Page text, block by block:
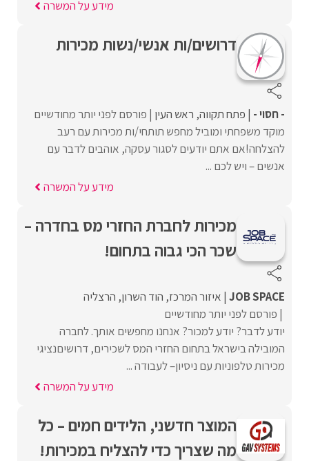
מידע על המשרה
דרושים/ות אנשי/נשות מכירות
- חסוי - פתח תקווה ראש העין פורסם לפני יותר מחודשיים
מוקד משפחתי ומוביל מחפש תותחי/ות מכירות עם רעב
להצלחה!אם אתם יודעים לסגור עסקה, אוהבים לדבר עם
אנשים – ויש לכם ...
מידע על המשרה
מכירות לחברת החזרי מס בחדרה –
שכר הכי גבוה בתחום!
JOB SPACE איזור המרכז הוד השרון הרצליה
פורסם לפני יותר מחודשיים
יודע לדבר? יודע למכור? אנחנו מחפשים אותך. לחברה
המובילה בישראל בתחום החזרי המס לשכירים, דרושיםנציגי
מכירות טלפוניות עם ניסיון– לעבודה ...
מידע על המשרה
המוצר חדשני, הלידים חמים – כל
מה שצריך כדי להצליח במכירות!